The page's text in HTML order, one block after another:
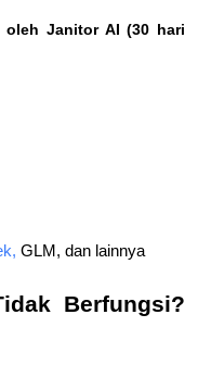
Janitor AI (30 hari
GLM, dan lainnya
Berfungsi?